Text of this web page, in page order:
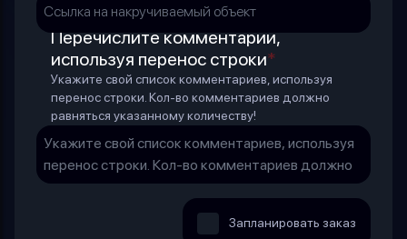
Перечислите комментарии,
используя перенос строки*
Укажите свой список комментариев, используя
перенос строки. Кол-во комментариев должно
равняться указанному количеству!
Запланировать заказ